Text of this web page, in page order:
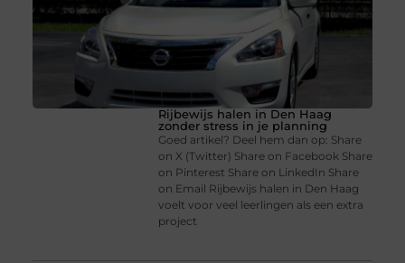
Rijbewijs halen in Den Haag
zonder stress in je planning
Goed artikel? Deel hem dan op: Share
on X (Twitter) Share on Facebook Share
on Pinterest Share on LinkedIn Share
on Email Rijbewijs halen in Den Haag
voelt voor veel leerlingen als een extra
project